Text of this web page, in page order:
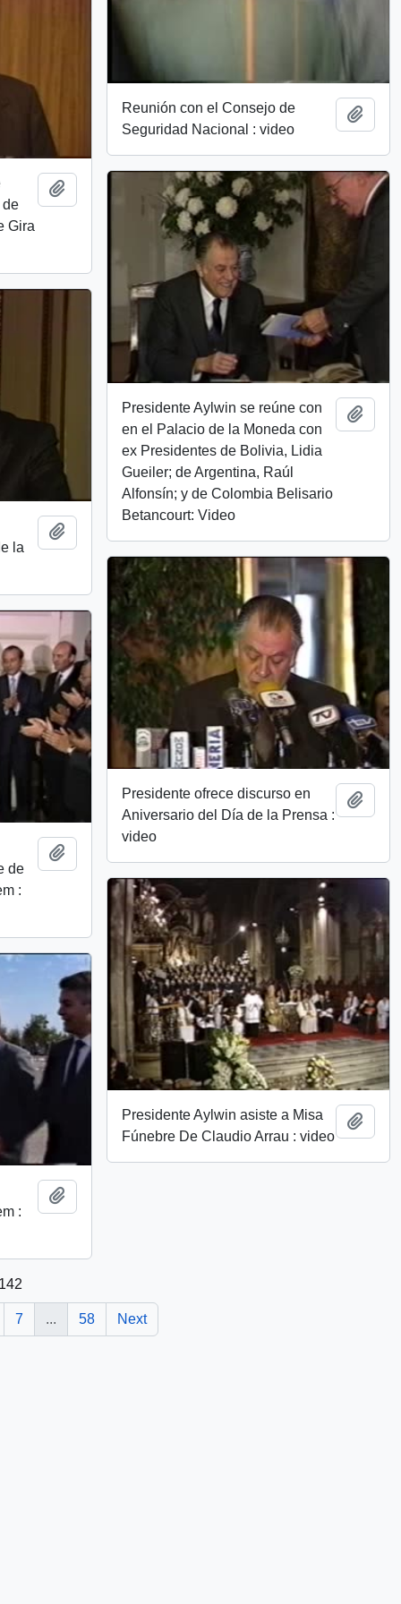
Reunión con el Consejo de
Seguridad Nacional : video
Add
de
Gira
Add to clipboard
Presidente Aylwin se reúne con
en el Palacio de la Moneda con
ex Presidentes de Bolivia, Lidia
Gueiler; de Argentina, Raúl
Alfonsín; y de Colombia Belisario
Betancourt: Video
Add
la
Add to clipboard
Presidente ofrece discurso en
Aniversario del Día de la Prensa :
video
Add
de
:
Add to clipboard
Presidente Aylwin asiste a Misa
Fúnebre De Claudio Arrau : video
Add
:
Add to clipboard
7 ... 58 Next